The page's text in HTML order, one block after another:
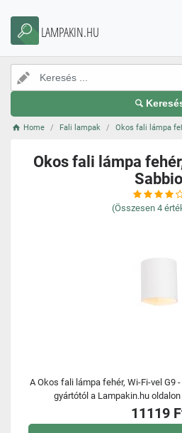
LAMPAKIN.HU
Home Fali lampak Okos fali lámpa
Okos fali lámpa
Sabbio
(Összesen 4
A Okos fali lámpa fehér, Wi-Fi-vel G9
gyártótól a Lampakin.hu
11119